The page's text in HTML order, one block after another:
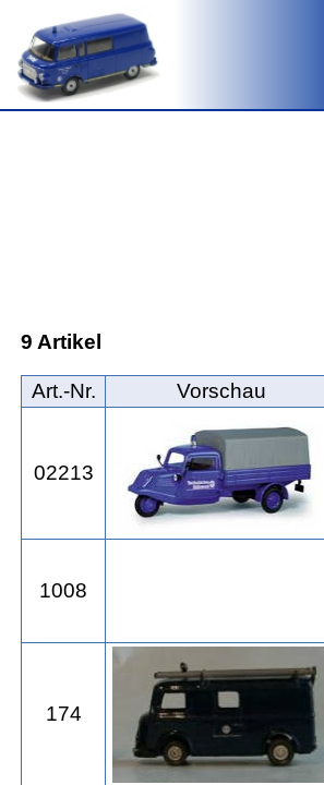
9 Artikel
Art.‑Nr. Vorschau
02213
1008
174